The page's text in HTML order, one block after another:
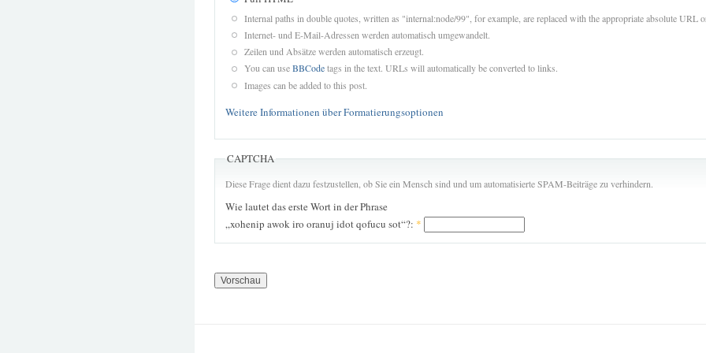
Internal paths in double quotes, written as "internal:node/99", for example, are replaced with the appropriate absolute URL
Internet- und E-Mail-Adressen werden automatisch umgewandelt.
Zeilen und Absätze werden automatisch erzeugt.
You can useBBCodetags in the text. URLs will automatically be converted to links.
Images can be added to this post.
Weitere Informationen über Formatierungsoptionen
CAPTCHA
Diese Frage dient dazu festzustellen, ob Sie ein Mensch sind und um automatisierte SPAM-Beiträge zu verhindern.
Wie lautet das erste Wort in der Phrase
„xohenip awok iro oranuj idot qofucu sot“?: *